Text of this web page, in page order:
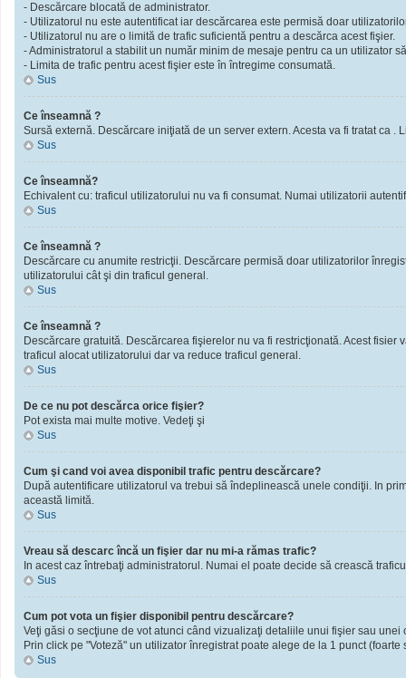
- Descărcare blocată de administrator.
- Utilizatorul nu este autentificat iar descărcarea este permisă doar
- Utilizatorul nu are o limită de trafic suficientă pentru a descărca acest fişier.
- Administratorul a stabilit un număr minim de mesaje pentru ca un utilizator
- Limita de trafic pentru acest fişier este în întregime consumată.
Sus
Ce înseamnă ?
Sursă externă. Descărcare iniţiată de un server extern. Acesta va fi tratat ca
Sus
Ce înseamnă?
Echivalent cu: traficul utilizatorului nu va fi consumat. Numai utilizatorii
Sus
Ce înseamnă ?
Descărcare cu anumite restricţii. Descărcare permisă doar utilizatorilor
utilizatorului cât şi din traficul general.
Sus
Ce înseamnă ?
Descărcare gratuită. Descărcarea fişierelor nu va fi restricţionată. Acest
traficul alocat utilizatorului dar va reduce traficul general.
Sus
De ce nu pot descărca orice fişier?
Pot exista mai multe motive. Vedeţi şi
Sus
Cum şi cand voi avea disponibil trafic pentru descărcare?
După autentificare utilizatorul va trebui să îndeplinească unele condiţii. In
această limită.
Sus
Vreau să descarc încă un fişier dar nu mi-a rămas trafic?
In acest caz întrebaţi administratorul. Numai el poate decide să crească
Sus
Cum pot vota un fişier disponibil pentru descărcare?
Veţi găsi o secţiune de vot atunci când vizualizaţi detaliile unui fişier sau unei
Prin click pe "Voteză" un utilizator înregistrat poate alege de la 1 punct
Sus